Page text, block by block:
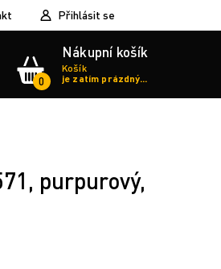
Přihlásit se
0
Nákupní košík
Košík
je zatím prázdný...
purpurový,